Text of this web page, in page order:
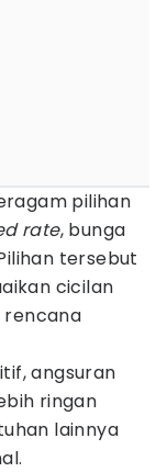
pilihan
rate, bunga
tersebut
cicilan
rencana
angsuran
ringan
lainnya